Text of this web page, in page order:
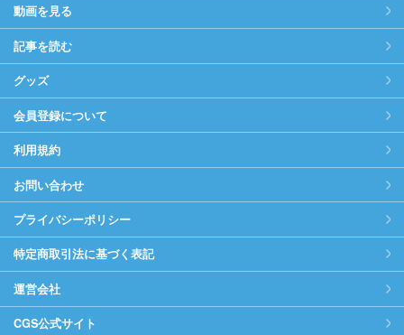
動画を見る
記事を読む
グッズ
会員登録について
利用規約
お問い合わせ
プライバシーポリシー
特定商取引法に基づく表記
運営会社
CGS公式サイト